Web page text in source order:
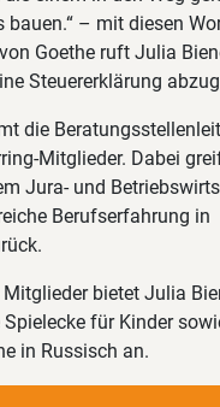
bauen.“ – mit diesen
Goethe ruft Julia
Steuererklärung
die
Mitglieder. Dabei
Jura- und
Berufserfahrung in
bietet Julia
Spielecke für Kinder
in Russisch an.